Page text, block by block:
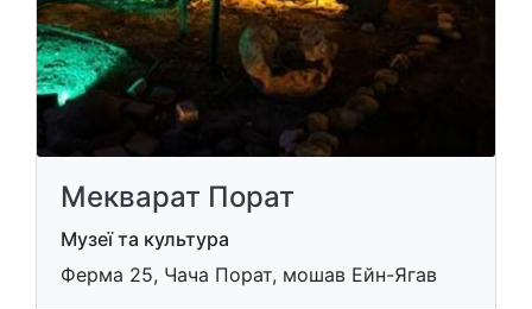
Мекварат Порат
Музеї та культура
Ферма 25, Чача Порат, мошав Ейн-Ягав